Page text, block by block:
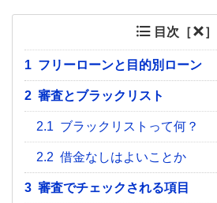
目次［ ］
1 フリーローンと目的別ローン
2 審査とブラックリスト
2.1 ブラックリストって何？
2.2 借金なしはよいことか
3 審査でチェックされる項目